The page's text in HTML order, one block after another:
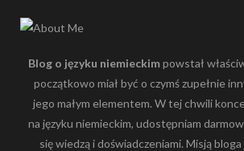
Blog o języku niemieckimpowstał
początkowo miał być o czymś zupełnie
jego małym elementem. W tej chwili
na języku niemieckim, udostępniam
się wiedzą i doświadczeniami. Misją